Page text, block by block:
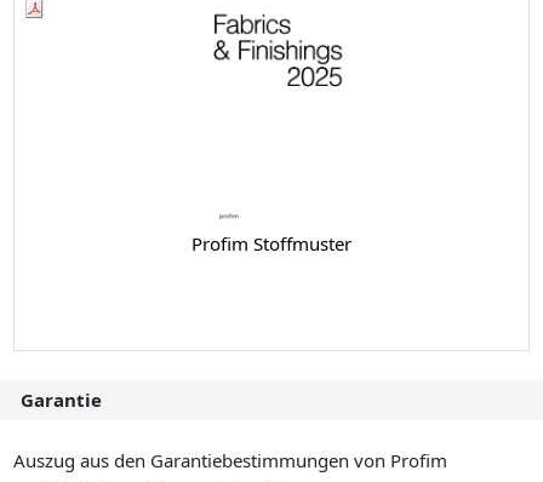
Profim Stoffmuster
Garantie
Auszug aus den Garantiebestimmungen von Profim